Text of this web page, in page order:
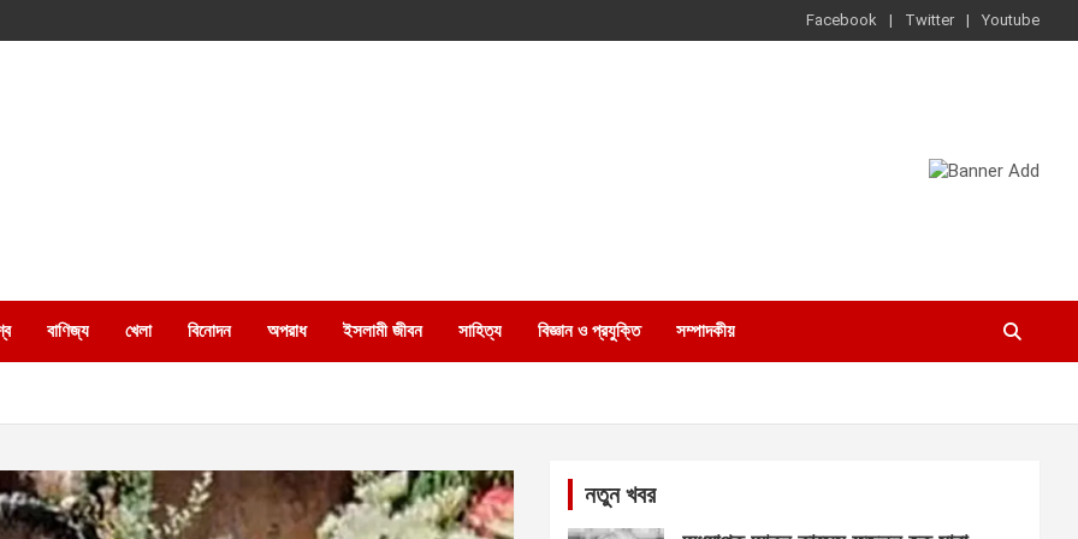
Facebook Twitter Youtube
বাণিজ্য খেলা বিনোদন অপরাধ ইসলামী জীবন সাহিত্য বিজ্ঞান ও প্রযুক্তি সম্পাদকীয়
নতুন খবর